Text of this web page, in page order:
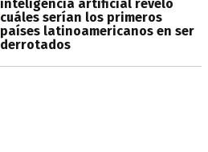
inteligencia artificial reveló
cuáles serían los primeros
países latinoamericanos en ser
derrotados